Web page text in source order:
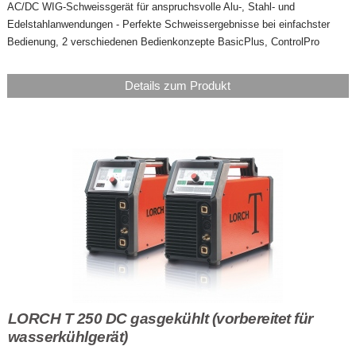
AC/DC WIG-Schweissgerät für anspruchsvolle Alu-, Stahl- und
Edelstahlanwendungen - Perfekte Schweissergebnisse bei einfachster
Bedienung, 2 verschiedenen Bedienkonzepte BasicPlus, ControlPro
Details zum Produkt
LORCH T 250 DC gasgekühlt (vorbereitet für
wasserkühlgerät)